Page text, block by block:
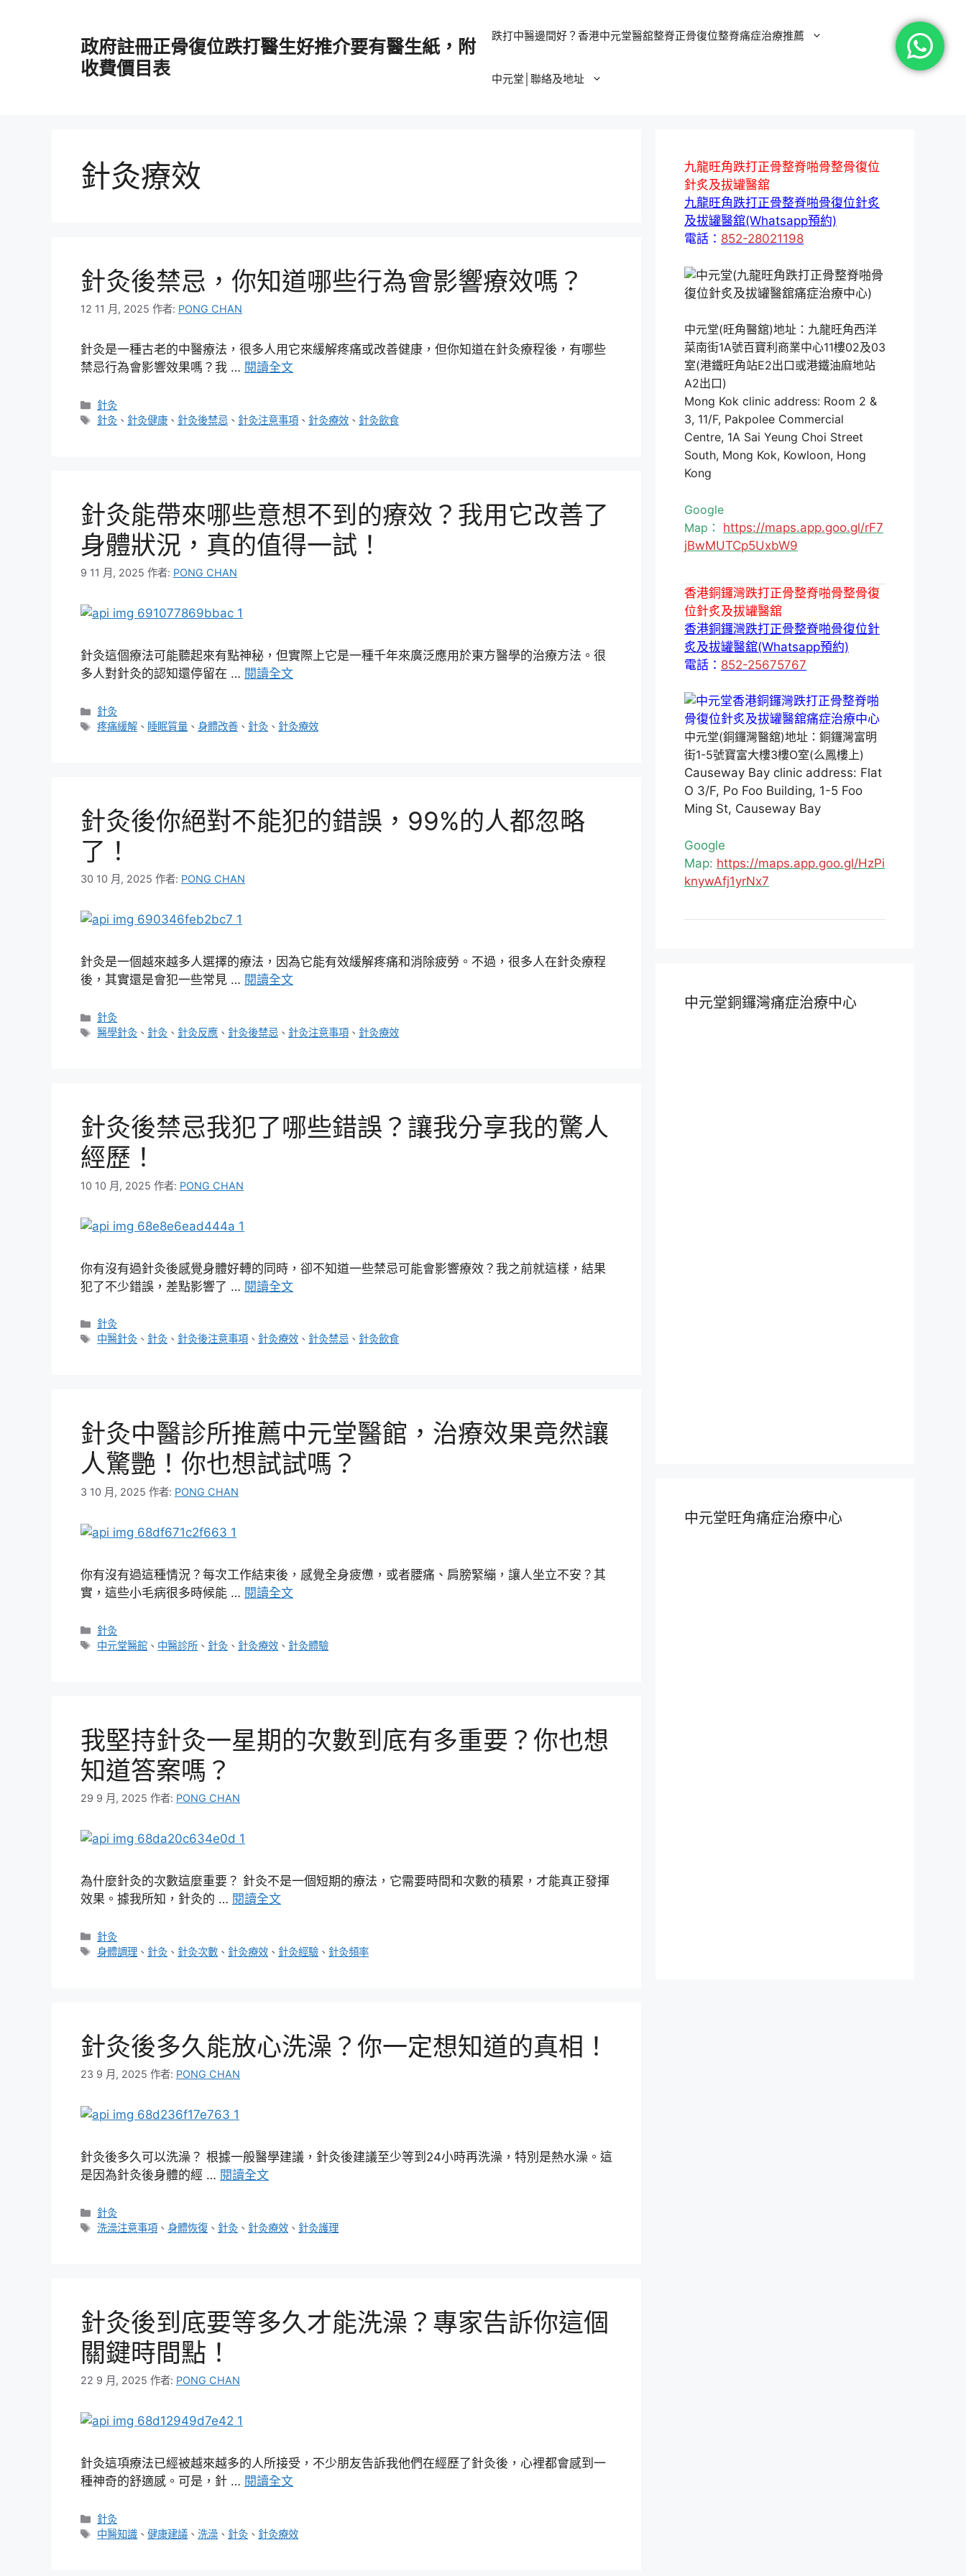
政府註冊正骨復位跌打醫生好推介要有醫生紙，附
收費價目表
跌打中醫邊間好？香港中元堂醫舘整脊正骨復位整脊痛症治療推薦
中元堂│聯絡及地址
針灸療效
針灸後禁忌，你知道哪些行為會影響療效嗎？
12 11 月, 2025 作者: PONG CHAN
針灸是一種古老的中醫療法，很多人用它來緩解疼痛或改善健康，但你知道在針灸療程後，有哪些
禁忌行為會影響效果嗎？我 … 閱讀全文
分
類
針灸
標
針灸 、 針灸健康 、 針灸後禁忌 、 針灸注意事項 、 針灸療效 、 針灸飲食
針灸能帶來哪些意想不到的療效？我用它改善了
身體狀況，真的值得一試！
9 11 月, 2025 作者: PONG CHAN
針灸這個療法可能聽起來有點神秘，但實際上它是一種千年來廣泛應用於東方醫學的治療方法。很
多人對針灸的認知還停留在 … 閱讀全文
分
類
針灸
標
疼痛緩解 、 睡眠質量 、身體改善 、 針灸 、 針灸療效
針灸後你絕對不能犯的錯誤，99%的人都忽略
了！
30 10 月, 2025 作者: PONG CHAN
針灸是一個越來越多人選擇的療法，因為它能有效緩解疼痛和消除疲勞。不過，很多人在針灸療程
後，其實還是會犯一些常見 … 閱讀全文
分
類
針灸
標
醫學針灸 、 針灸 、 針灸反應 、 針灸後禁忌 、 針灸注意事項 、 針灸療效
針灸後禁忌我犯了哪些錯誤？讓我分享我的驚人
經歷！
10 10 月, 2025 作者: PONG CHAN
你有沒有過針灸後感覺身體好轉的同時，卻不知道一些禁忌可能會影響療效？我之前就這樣，結果
犯了不少錯誤，差點影響了 … 閱讀全文
分
類
針灸
標
中醫針灸 、 針灸 、 針灸後注意事項 、 針灸療效 、 針灸禁忌 、 針灸飲食
針灸中醫診所推薦中元堂醫館，治療效果竟然讓
人驚艷！你也想試試嗎？
3 10 月, 2025 作者: PONG CHAN
你有沒有過這種情況？每次工作結束後，感覺全身疲憊，或者腰痛、肩膀緊繃，讓人坐立不安？其
實，這些小毛病很多時候能 … 閱讀全文
分
類
針灸
標
中元堂醫館 、 中醫診所 、 針灸 、 針灸療效 、 針灸體驗
我堅持針灸一星期的次數到底有多重要？你也想
知道答案嗎？
29 9 月, 2025 作者: PONG CHAN
為什麼針灸的次數這麼重要？ 針灸不是一個短期的療法，它需要時間和次數的積累，才能真正發揮
效果。據我所知，針灸的 … 閱讀全文
分
類
針灸
標
身體調理 、 針灸 、 針灸次數 、 針灸療效 、 針灸經驗 、 針灸頻率
針灸後多久能放心洗澡？你一定想知道的真相！
23 9 月, 2025 作者: PONG CHAN
針灸後多久可以洗澡？ 根據一般醫學建議，針灸後建議至少等到24小時再洗澡，特別是熱水澡。這
是因為針灸後身體的經 … 閱讀全文
分
類
針灸
標
洗澡注意事項 、身體恢復 、 針灸 、 針灸療效 、 針灸護理
針灸後到底要等多久才能洗澡？專家告訴你這個
關鍵時間點！
22 9 月, 2025 作者: PONG CHAN
針灸這項療法已經被越來越多的人所接受，不少朋友告訴我他們在經歷了針灸後，心裡都會感到一
種神奇的舒適感。可是，針 … 閱讀全文
分
類
針灸
標
中醫知識 、健康建議 、洗澡 、 針灸 、 針灸療效
九龍旺角跌打正骨整脊啪骨整骨復位
針炙及拔罐醫舘
九龍旺角跌打正骨整脊啪骨復位針炙
及拔罐醫舘(Whatsapp預約)
電話： 852-28021198
中元堂(旺角醫舘)地址：九龍旺角西洋
菜南街1A號百寶利商業中心11樓02及03
室(港鐵旺角站E2出口或港鐵油麻地站
A2出口)
Mong Kok clinic address: Room 2 &
3, 11/F, Pakpolee Commercial
Centre, 1A Sai Yeung Choi Street
South, Mong Kok, Kowloon, Hong
Kong
Google
Map： https://maps.app.goo.gl/rF7
jBwMUTCp5UxbW9
香港銅鑼灣跌打正骨整脊啪骨整骨復
位針炙及拔罐醫舘
香港銅鑼灣跌打正骨整脊啪骨復位針
炙及拔罐醫舘(Whatsapp預約)
電話： 852-25675767
中元堂(銅鑼灣醫舘)地址：銅鑼灣富明
街1-5號寶富大樓3樓O室(么鳳樓上)
Causeway Bay clinic address: Flat
O 3/F, Po Foo Building, 1-5 Foo
Ming St, Causeway Bay
Google
Map: https://maps.app.goo.gl/HzPi
knywAfj1yrNx7
中元堂銅鑼灣痛症治療中心
中元堂旺角痛症治療中心